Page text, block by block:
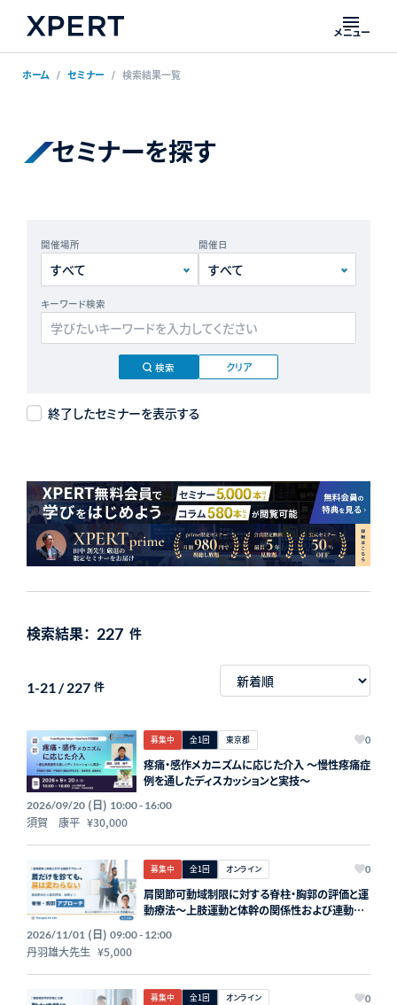
メニュー
ホーム セミナー 検索結果一覧
セミナーを探す
開催場所 開催日
キーワード検索
検索 クリア
終了したセミナーを表示する
検索結果： 227 件
1-21 / 227 件
募集中 全1回 東京都 0
疼痛・感作メカニズムに応じた介入 〜慢性疼痛症
例を通したディスカッションと実技〜
2026/09/20(日) 10:00 - 16:00
須賀 康平 ¥30,000
募集中 全1回 オンライン 0
肩関節可動域制限に対する脊柱・胸郭の評価と運
動療法〜上肢運動と体幹の関係性および連動
ーライフ】
2026/11/01(日) 09:00 - 12:00
丹羽雄大先生 ¥5,000
募集中 全1回 オンライン 0